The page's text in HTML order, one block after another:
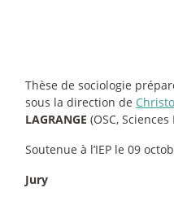
Thèse de sociologie
sous la direction de
LAGRANGE (OSC, Sciences
Soutenue à l’IEP le 09
Jury